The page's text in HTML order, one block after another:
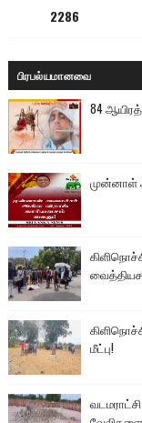
2286
பிரபல்யமானவை
84
முன்னாள்
மீட்பு!